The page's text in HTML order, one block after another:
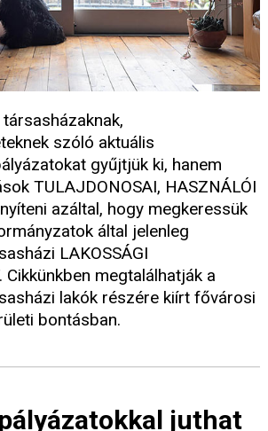
szóló aktuális
gyűjtjük ki, hanem
TULAJDONOSAI, HASZNÁLÓI
azáltal, hogy megkeressük
által jelenleg
LAKOSSÁGI
Cikkünkben megtalálhatják a
lakók részére kiírt fővárosi
bontásban.
juthat